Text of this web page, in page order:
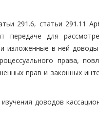
291.6, статьи 291.11
передаче для
изложенные в ней
права,
прав и законных
доводов